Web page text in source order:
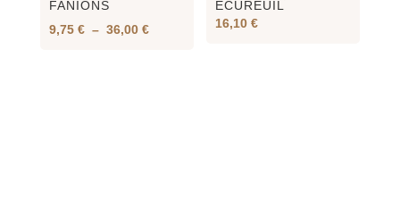
FANIONS
9,75 € – 36,00 €Plage
ÉCUREUIL
16,10€